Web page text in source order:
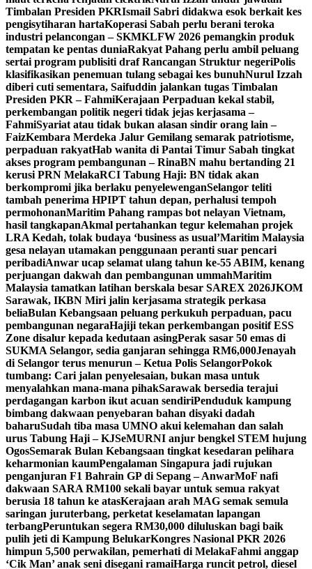
Timbalan Presiden PKRIsmail Sabri didakwa esok berkait kes
pengisytiharan hartaKoperasi Sabah perlu berani teroka
industri pelancongan – SKMKLFW 2026 pemangkin produk
tempatan ke pentas duniaRakyat Pahang perlu ambil peluang
sertai program publisiti draf Rancangan Struktur negeriPolis
klasifikasikan penemuan tulang sebagai kes bunuhNurul Izzah
diberi cuti sementara, Saifuddin jalankan tugas Timbalan
Presiden PKR – FahmiKerajaan Perpaduan kekal stabil,
perkembangan politik negeri tidak jejas kerjasama –
FahmiSyariat atau tidak bukan alasan sindir orang lain –
FaizKembara Merdeka Jalur Gemilang semarak patriotisme,
perpaduan rakyatHab wanita di Pantai Timur Sabah tingkat
akses program pembangunan – RinaBN mahu bertanding 21
kerusi PRN MelakaRCI Tabung Haji: BN tidak akan
berkompromi jika berlaku penyelewenganSelangor teliti
tambah penerima HPIPT tahun depan, perhalusi tempoh
permohonanMaritim Pahang rampas bot nelayan Vietnam,
hasil tangkapanAkmal pertahankan tegur kelemahan projek
LRA Kedah, tolak budaya ‘business as usual’Maritim Malaysia
gesa nelayan utamakan penggunaan peranti suar pencari
peribadiAnwar ucap selamat ulang tahun ke-55 ABIM, kenang
perjuangan dakwah dan pembangunan ummahMaritim
Malaysia tamatkan latihan berskala besar SAREX 2026JKOM
Sarawak, IKBN Miri jalin kerjasama strategik perkasa
beliaBulan Kebangsaan peluang perkukuh perpaduan, pacu
pembangunan negaraHajiji tekan perkembangan positif ESS
Zone disalur kepada kedutaan asingPerak sasar 50 emas di
SUKMA Selangor, sedia ganjaran sehingga RM6,000Jenayah
di Selangor terus menurun – Ketua Polis SelangorPokok
tumbang: Cari jalan penyelesaian, bukan masa untuk
menyalahkan mana-mana pihakSarawak bersedia terajui
perdagangan karbon ikut acuan sendiriPenduduk kampung
bimbang dakwaan penyebaran bahan disyaki dadah
baharuSudah tiba masa UMNO akui kelemahan dan salah
urus Tabung Haji – KJSeMURNI anjur bengkel STEM hujung
OgosSemarak Bulan Kebangsaan tingkat kesedaran pelihara
keharmonian kaumPengalaman Singapura jadi rujukan
penganjuran F1 Bahrain GP di Sepang – AnwarMoF nafi
dakwaan SARA RM100 sekali bayar untuk semua rakyat
berusia 18 tahun ke atasKerajaan arah MAG semak semula
saringan juruterbang, perketat keselamatan lapangan
terbangPeruntukan segera RM30,000 diluluskan bagi baik
pulih jeti di Kampung BelukarKongres Nasional PKR 2026
himpun 5,500 perwakilan, pemerhati di MelakaFahmi anggap
‘Cik Man’ anak seni disegani ramaiHarga runcit petrol, diesel